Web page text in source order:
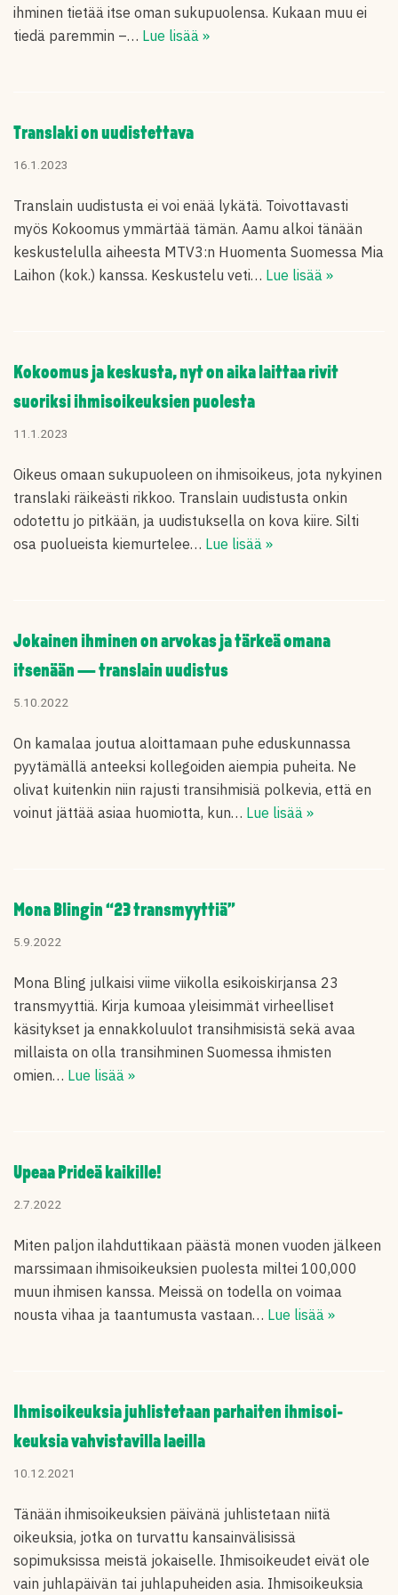
ihminen tietää itse oman sukupuolensa. Kukaan muu ei
tiedä paremmin –… Lue lisää »
Translaki on uudistettava
16.1.2023
Translain uudistusta ei voi enää lykätä. Toivottavasti
myös Kokoomus ymmärtää tämän. Aamu alkoi tänään
keskustelulla aiheesta MTV3:n Huomenta Suomessa Mia
Laihon (kok.) kanssa. Keskustelu veti… Lue lisää »
Kokoomus ja keskusta, nyt on aika laittaa rivit
suoriksi ihmisoikeuksien puolesta
11.1.2023
Oikeus omaan sukupuoleen on ihmisoikeus, jota nykyinen
translaki räikeästi rikkoo. Translain uudistusta onkin
odotettu jo pitkään, ja uudistuksella on kova kiire. Silti
osa puolueista kiemurtelee… Lue lisää »
Jokainen ihminen on arvokas ja tärkeä omana
itsenään — translain uudistus
5.10.2022
On kamalaa joutua aloittamaan puhe eduskunnassa
pyytämällä anteeksi kollegoiden aiempia puheita. Ne
olivat kuitenkin niin rajusti transihmisiä polkevia, että en
voinut jättää asiaa huomiotta, kun… Lue lisää »
Mona Blingin “23 transmyyttiä”
5.9.2022
Mona Bling julkaisi viime viikolla esikoiskirjansa 23
transmyyttiä. Kirja kumoaa yleisimmät virheelliset
käsitykset ja ennakkoluulot transihmisistä sekä avaa
millaista on olla transihminen Suomessa ihmisten
omien… Lue lisää »
Upeaa Prideä kaikille!
2.7.2022
Miten paljon ilahduttikaan päästä monen vuoden jälkeen
marssimaan ihmisoikeuksien puolesta miltei 100,000
muun ihmisen kanssa. Meissä on todella on voimaa
nousta vihaa ja taantumusta vastaan… Lue lisää »
Ihmisoi­keuksia juhliste­taan parhaiten ihmisoi­
keuksia vahvista­villa laeilla
10.12.2021
Tänään ihmisoikeuksien päivänä juhlistetaan niitä
oikeuksia, jotka on turvattu kansainvälisissä
sopimuksissa meistä jokaiselle. Ihmisoikeudet eivät ole
vain juhlapäivän tai juhlapuheiden asia. Ihmisoikeuksia